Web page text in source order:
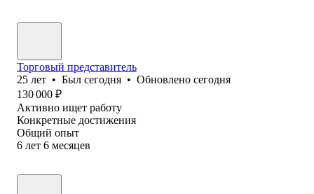
Торговый представитель
25 лет • Был сегодня • Обновлено сегодня
130 000 ₽
Активно ищет работу
Конкретные достижения
Общий опыт
6 лет 6 месяцев